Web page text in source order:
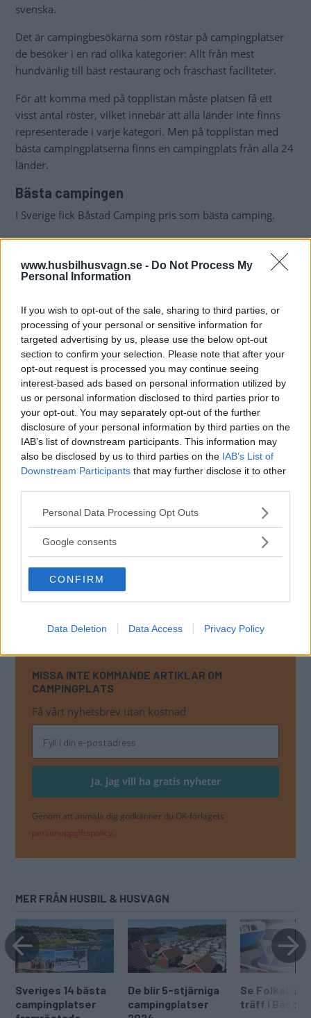
www.husbilhusvagn.se - Do Not Process My
Personal Information
If you wish to opt-out of the sale, sharing to third parties, or
processing of your personal or sensitive information for
targeted advertising by us, please use the below opt-out
section to confirm your selection. Please note that after your
opt-out request is processed you may continue seeing
interest-based ads based on personal information utilized by
us or personal information disclosed to third parties prior to
your opt-out. You may separately opt-out of the further
disclosure of your personal information by third parties on the
IAB’s list of downstream participants. This information may
also be disclosed by us to third parties on the IAB’s List of
Downstream Participants that may further disclose it to other
Please note that this website/app uses one or more Google
not limited to your visit or usage behaviour. You may click to
use your data for below specified purposes in below Google
consent section.
Personal Data Processing Opt Outs
Google consents
CONFIRM
Data Deletion Data Access Privacy Policy
svenska.
Det är campingbesökarna som röstar på campingplatser
de besöker i en rad olika kategorier: Allt från mest
hundvänlig till bäst restaurang och fräschast faciliteter.
För att komma med på topplistan måste platsen få ett
visst antal röster, vilket innebär att alla länder inte finns
representerade i varje kategori. Men på topplistan med
bästa campingplatserna finns en campingplats från alla 24
länder.
Bästa campingen
I Sverige fick Båstad Camping pris som bästa camping.
– Vi har strävat efter den här utmärkelsen länge, säger
Gunilla Mathiasson, Båstad Campings vd och ägare till
Helsingborgs Dagblad.
Båstad Camping ligger både stadsnära och havsnära och
där brukar hända mycket om somrarna. Förra året hade
de till exempel enträff för Folkabussar.
Bästa läget
Sverige tog också hem en plats i kategorin ”bästa läge för
en campingplats”. Det är Johannesvik camping och stugby
i Bohuslän som finns med på den listan.
Den vackra kustmiljön och tillgänglig natur med möjlighet
att simma och promenera gör att den passar för alla
Bästa restaurangen
I år har Sverige även en av de bästa
campingrestaurangerna. I den kategorin är det
Särna
camping i Dalarnasom tar priset. De utlovar lokala
råvaror och utsikt över Österdalälven – och det gick
tydligen hem eftersom restaurangen anses vara en av
MISSA INTE KOMMANDE ARTIKLAR OM
CAMPINGPLATS
Få vårt nyhetsbrev utan kostnad
Genom att anmäla dig godkänner du OK-förlagets
personuppgiftspolicy.
MER FRÅN HUSBIL & HUSVAGN
Sveriges 14 bästa
campingplatser
De blir 5-stjärniga
campingplatser
Se
träff i Båstad